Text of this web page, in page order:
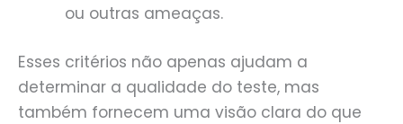
ou outras ameaças.
Esses critérios não apenas ajudam a
determinar a qualidade do teste, mas
também fornecem uma visão clara do que